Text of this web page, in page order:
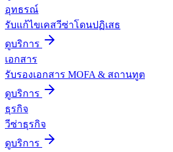
อุทธรณ์
รับแก้ไขเคสวีซ่าโดนปฏิเสธ
ดูบริการ
เอกสาร
รับรองเอกสาร MOFA & สถานทูต
ดูบริการ
ธุรกิจ
วีซ่าธุรกิจ
ดูบริการ